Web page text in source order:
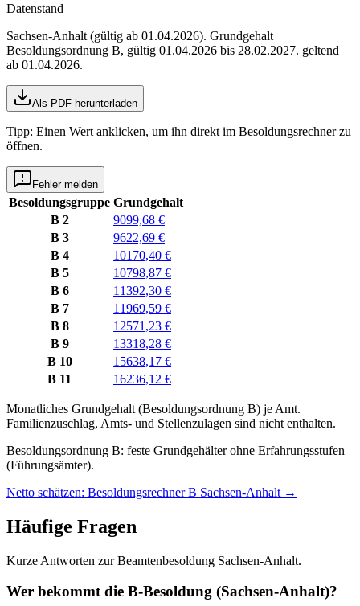
Datenstand
Sachsen-Anhalt (gültig ab 01.04.2026). Grundgehalt
Besoldungsordnung B, gültig 01.04.2026 bis 28.02.2027. geltend
ab 01.04.2026.
Als PDF herunterladen
Tipp: Einen Wert anklicken, um ihn direkt im Besoldungsrechner zu
öffnen.
Fehler melden
Besoldungsgruppe Grundgehalt
B 2
9099,68 €
B 3
9622,69 €
B 4
10170,40 €
B 5
10798,87 €
B 6
11392,30 €
B 7
11969,59 €
B 8
12571,23 €
B 9
13318,28 €
B 10
15638,17 €
B 11
16236,12 €
Monatliches Grundgehalt (Besoldungsordnung B) je Amt.
Familienzuschlag, Amts- und Stellenzulagen sind nicht enthalten.
Besoldungsordnung B: feste Grundgehälter ohne Erfahrungsstufen
(Führungsämter).
Netto schätzen: Besoldungsrechner B Sachsen-Anhalt →
Häufige Fragen
Kurze Antworten zur Beamtenbesoldung Sachsen-Anhalt.
Wer bekommt die B-Besoldung (Sachsen-Anhalt)?